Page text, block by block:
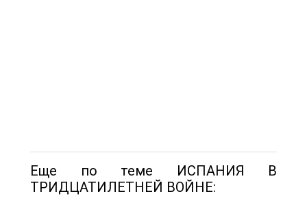
Еще по теме ИСПАНИЯ В
ТРИДЦАТИЛЕТНЕЙ ВОЙНЕ: